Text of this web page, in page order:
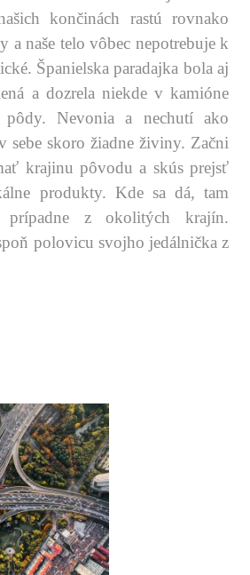
končinách rastú rovnako
a naše telo vôbec nepotrebuje k
Španielska paradajka bola aj
a dozrela niekde v kamióne
Nevonia a nechutí ako
sebe skoro žiadne živiny. Začni
krajinu pôvodu a skús prejsť
produkty. Kde sa dá, tam
prípadne z okolitých krajín.
polovicu svojho jedálnička z